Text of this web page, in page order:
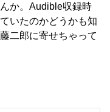
か。Audible収録時
いたのかどうかも知
二郎に寄せちゃって